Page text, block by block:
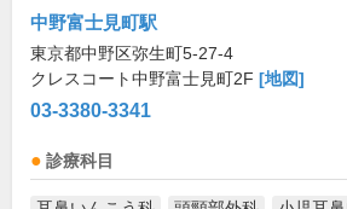
中野富士見町駅
東京都中野区弥生町5-27-4
クレスコート中野富士見町2F [地図]
03-3380-3341
診療科目